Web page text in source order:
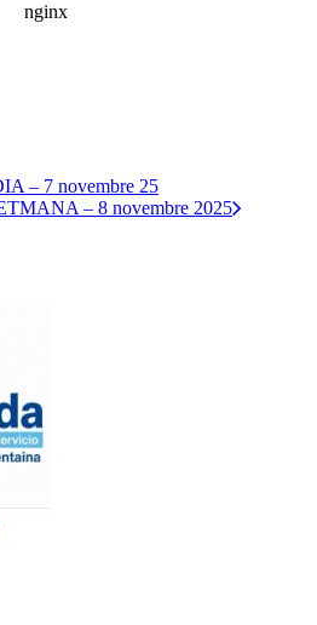
– 7 novembre 25
– 8 novembre 2025